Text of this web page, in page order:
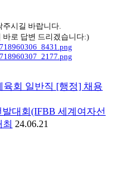
주시길 바랍니다.
바로 답변 드리겠습니다:)
회 일반직 [행정] 채용
대회(IFBB 세계여자선
24.06.21